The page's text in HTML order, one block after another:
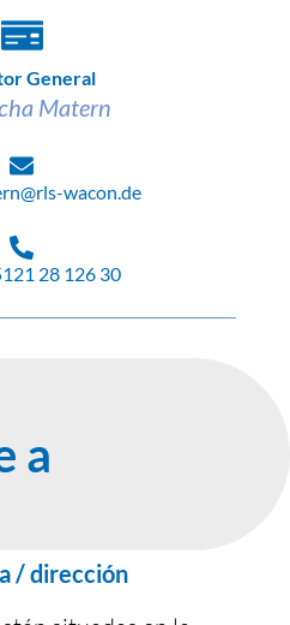
General
Matern
wacon.de
28 126 30
a
/ dirección